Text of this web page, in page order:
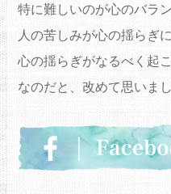
特に難しいのが心のバラン
人の苦しみが心の揺らぎ
心の揺らぎがなるべく起
なのだと、改めて思いまし